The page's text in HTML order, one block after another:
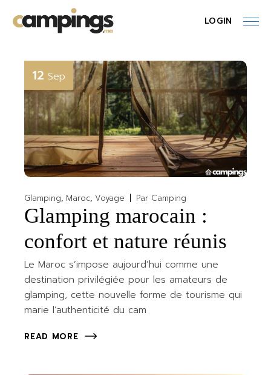
the
content
LOGIN
12 Sep
Glamping Maroc Voyage Par Camping
Glamping marocain :
confort et nature réunis
Le Maroc s’impose aujourd’hui comme une
destination privilégiée pour les amateurs de
glamping, cette nouvelle forme de tourisme qui
marie l’authenticité du cam
READ MORE